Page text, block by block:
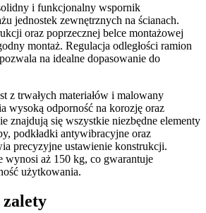
i funkcjonalny wspornik
jednostek zewnętrznych na ścianach.
oraz poprzecznej belce montażowej
montaż. Regulacja odległości ramion
na idealne dopasowanie do
z trwałych materiałów i malowany
wysoką odporność na korozję oraz
znajdują się wszystkie niezbędne elementy
podkładki antywibracyjne oraz
precyzyjne ustawienie konstrukcji.
wynosi aż 150 kg, co gwarantuje
użytkowania.
zalety